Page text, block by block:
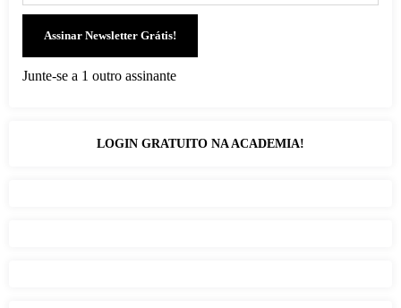
Assinar Newsletter Grátis!
Junte-se a 1 outro assinante
LOGIN GRATUITO NA ACADEMIA!